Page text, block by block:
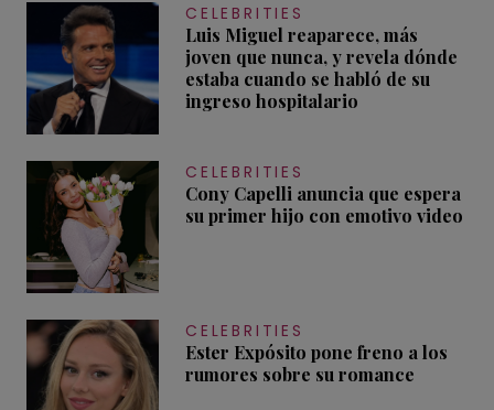
CELEBRITIES
Luis Miguel reaparece, más
joven que nunca, y revela dónde
estaba cuando se habló de su
ingreso hospitalario
CELEBRITIES
Cony Capelli anuncia que espera
su primer hijo con emotivo video
CELEBRITIES
Ester Expósito pone freno a los
rumores sobre su romance